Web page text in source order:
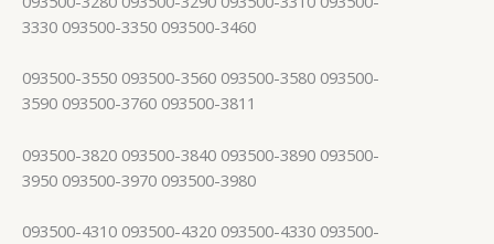
3330 093500-3350 093500-3460
093500-3550 093500-3560 093500-3580 093500-
3590 093500-3760 093500-3811
093500-3820 093500-3840 093500-3890 093500-
3950 093500-3970 093500-3980
093500-4310 093500-4320 093500-4330 093500-